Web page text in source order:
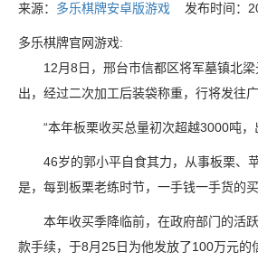
来源： 多乐棋牌安卓版游戏发布时间：
多乐棋牌官网游戏:
12月8日，邢台市信都区将军墓镇北梁
出，经过二次加工后装袋称重，行将发往广
“本年板栗收买总量初次超越3000吨，
46岁的郭小平自食其力，从事板栗、苹
是，每到板栗老练时节，一手钱一手货的
本年收买季降临前，在政府部门的活跃
款手续，于8月25日为他发放了100万元的